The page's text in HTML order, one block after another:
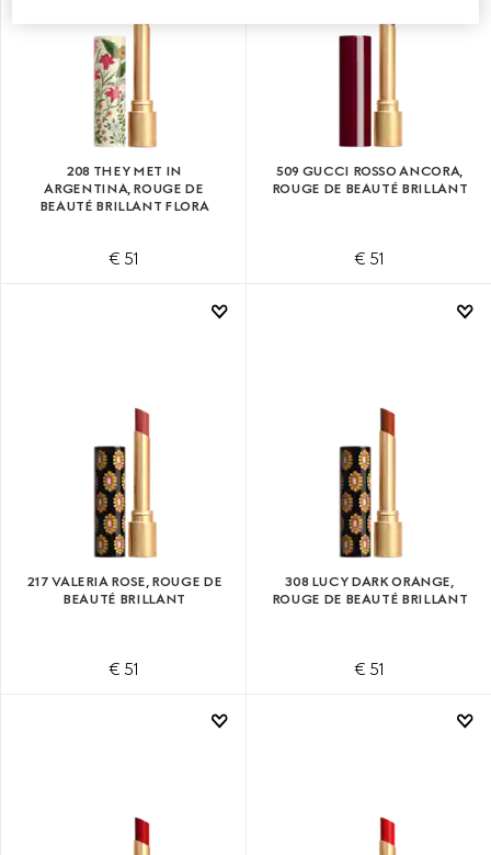
208 THEY MET IN
ARGENTINA, ROUGE DE
BEAUTÉ BRILLANT FLORA
€ 51
509 GUCCI ROSSO ANCORA,
ROUGE DE BEAUTÉ BRILLANT
€ 51
217 VALERIA ROSE, ROUGE DE
BEAUTÉ BRILLANT
€ 51
308 LUCY DARK ORANGE,
ROUGE DE BEAUTÉ BRILLANT
€ 51